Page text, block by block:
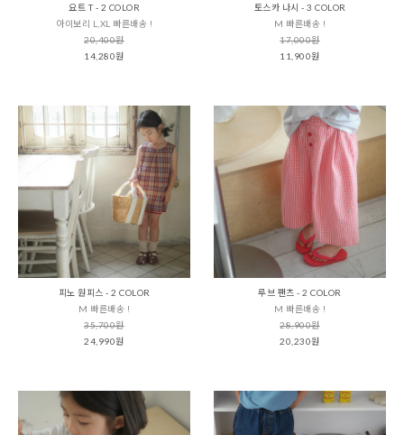
요트 T - 2 COLOR
아이보리 L,XL 빠른배송 !
20,400원
14,280원
토스카 나시 - 3 COLOR
M 빠른배송 !
17,000원
11,900원
피노 원피스 - 2 COLOR
M 빠른배송 !
35,700원
24,990원
루브 팬츠 - 2 COLOR
M 빠른배송 !
28,900원
20,230원